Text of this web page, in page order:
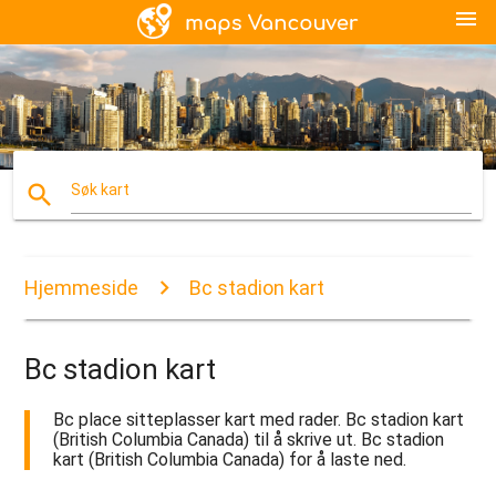
menu
search Søk kart
Hjemmeside Bc stadion kart
Bc stadion kart
Bc place sitteplasser kart med rader. Bc stadion kart
(British Columbia Canada) til å skrive ut. Bc stadion
kart (British Columbia Canada) for å laste ned.